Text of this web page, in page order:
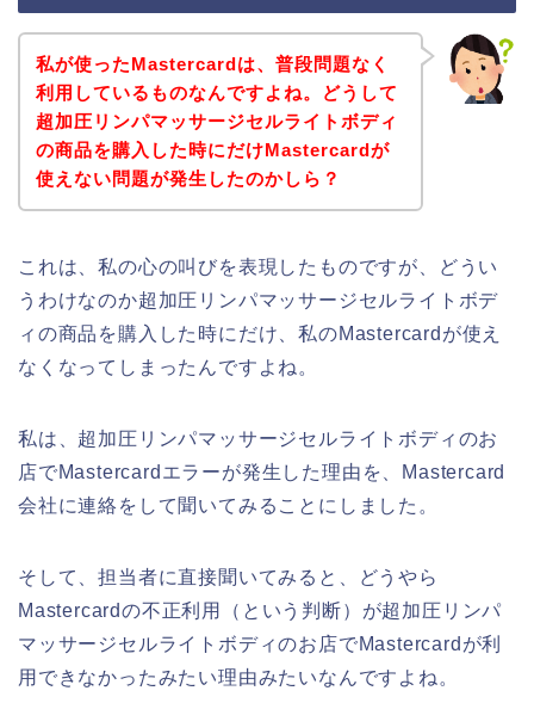
私が使ったMastercardは、普段問題なく
利用しているものなんですよね。どうして
超加圧リンパマッサージセルライトボディ
の商品を購入した時にだけMastercardが
使えない問題が発生したのかしら？
これは、私の心の叫びを表現したものですが、どうい
うわけなのか超加圧リンパマッサージセルライトボデ
ィの商品を購入した時にだけ、私のMastercardが使え
なくなってしまったんですよね。
私は、超加圧リンパマッサージセルライトボディのお
店でMastercardエラーが発生した理由を、Mastercard
会社に連絡をして聞いてみることにしました。
そして、担当者に直接聞いてみると、どうやら
Mastercardの不正利用（という判断）が超加圧リンパ
マッサージセルライトボディのお店でMastercardが利
用できなかったみたい理由みたいなんですよね。